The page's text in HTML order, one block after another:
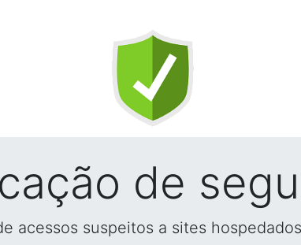
de
acessos suspeitos a sites